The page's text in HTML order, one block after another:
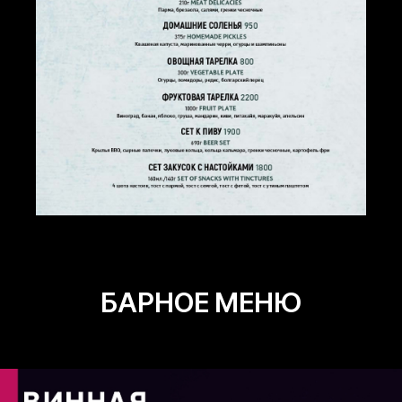
БАРНОЕ МЕНЮ